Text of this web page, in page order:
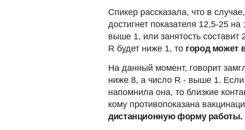
Спикер рассказала, что в
достигнет показателя 12,5-25
выше 1, или занятость
R будет ниже 1, то город может
На данный момент, говорит
ниже 8, а число R - выше 1. Если
напомнила она, то близкие
кому противопоказана
дистанционную форму работы.